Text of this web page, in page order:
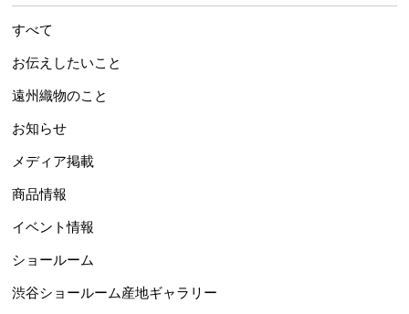
すべて
お伝えしたいこと
遠州織物のこと
お知らせ
メディア掲載
商品情報
イベント情報
ショールーム
渋谷ショールーム産地ギャラリー